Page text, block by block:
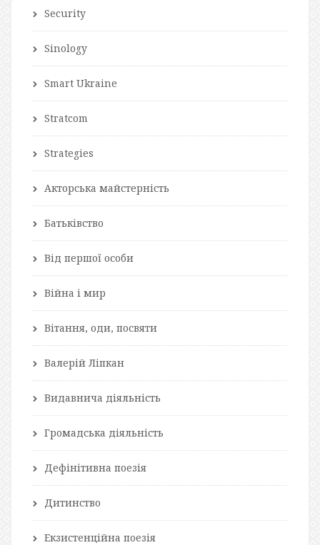
Security
Sinology
Smart Ukraine
Stratcom
Strategies
Акторська майстерність
Батьківство
Від першої особи
Війна і мир
Вітання, оди, посвяти
Валерій Ліпкан
Видавнича діяльність
Громадська діяльність
Дефінітивна поезія
Дитинство
Екзистенційна поезія